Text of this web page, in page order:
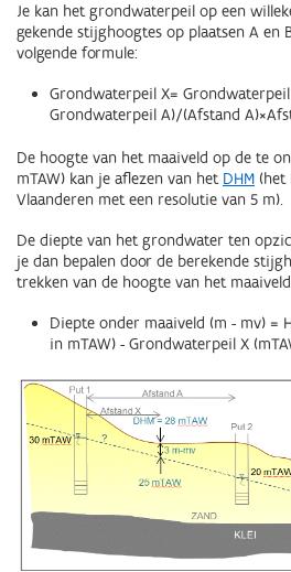
Je kan het grondwaterpeil op een
gekende stijghoogtes op plaatsen A en
volgende formule:
Grondwaterpeil X=
Grondwaterpeil A)/(Afstand
De hoogte van het maaiveld op de te
mTAW) kan je aflezen van het DHM (het
Vlaanderen met een resolutie van 5 m).
De diepte van het grondwater ten
je dan bepalen door de berekende
trekken van de hoogte van het
Diepte onder maaiveld (m - mv) =
in mTAW) - Grondwaterpeil X